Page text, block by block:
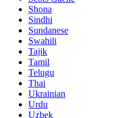
Shona
Sindhi
Sundanese
Swahili
Tajik
Tamil
Telugu
Thai
Ukrainian
Urdu
Uzbek